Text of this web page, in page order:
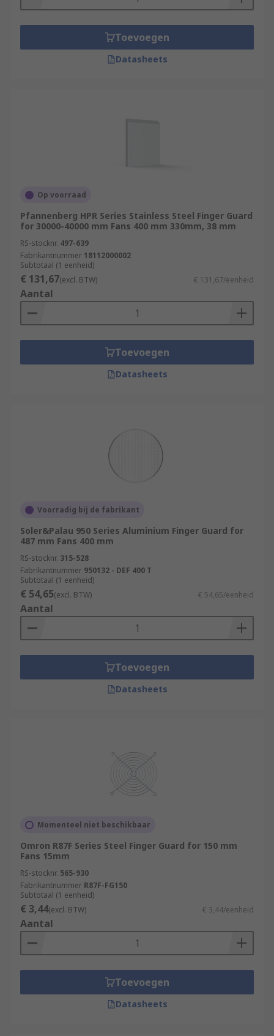
Toevoegen
Datasheets
Op voorraad
Pfannenberg HPR Series Stainless Steel Finger Guard
for 30000-40000 mm Fans 400 mm 330mm, 38 mm
RS-stocknr. 497-639
Fabrikantnummer 18112000002
Subtotaal (1 eenheid)
€ 131,67(excl. BTW) € 131,67/eenheid
Aantal
Toevoegen
Datasheets
Voorradig bij de fabrikant
Soler&Palau 950 Series Aluminium Finger Guard for
487 mm Fans 400 mm
RS-stocknr. 315-528
Fabrikantnummer 950132 - DEF 400 T
Subtotaal (1 eenheid)
€ 54,65(excl. BTW) € 54,65/eenheid
Aantal
Toevoegen
Datasheets
Momenteel niet beschikbaar
Omron R87F Series Steel Finger Guard for 150 mm
Fans 15mm
RS-stocknr. 565-930
Fabrikantnummer R87F-FG150
Subtotaal (1 eenheid)
€ 3,44(excl. BTW) € 3,44/eenheid
Aantal
Toevoegen
Datasheets